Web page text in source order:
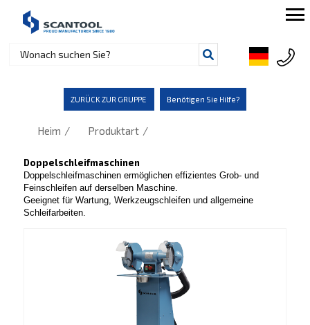
ZURÜCK ZUR GRUPPE Benötigen Sie Hilfe?
Heim / Produktart /
Doppelschleifmaschinen
Doppelschleifmaschinen ermöglichen effizientes Grob- und
Feinschleifen auf derselben Maschine.
Geeignet für Wartung, Werkzeugschleifen und allgemeine
Schleifarbeiten.